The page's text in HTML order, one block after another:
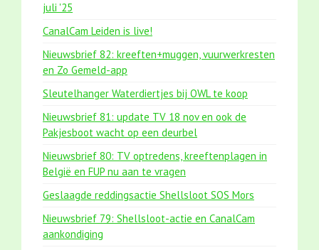
juli '25
CanalCam Leiden is live!
Nieuwsbrief 82: kreeften+muggen, vuurwerkresten
en Zo Gemeld-app
Sleutelhanger Waterdiertjes bij OWL te koop
Nieuwsbrief 81: update TV 18 nov en ook de
Pakjesboot wacht op een deurbel
Nieuwsbrief 80: TV optredens, kreeftenplagen in
België en FUP nu aan te vragen
Geslaagde reddingsactie Shellsloot SOS Mors
Nieuwsbrief 79: Shellsloot-actie en CanalCam
aankondiging